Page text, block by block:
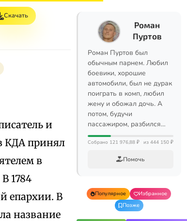
Скачать
и
КДА принял
в
1784
епархии. В
название
Роман
Пуртов
Роман Пуртов был
обычным парнем. Любил
боевики, хорошие
автомобили, был не дурак
поиграть в комп, любил
жену и обожал дочь. А
потом, будучи
пассажиром, разбился…
Собрано 121 976,88 ₽ из 444 150 ₽
Помочь
Популярное
Избранное
Позже